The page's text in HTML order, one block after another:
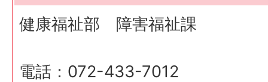
健康福祉部 障害福祉課
電話：072-433-7012